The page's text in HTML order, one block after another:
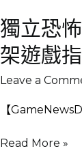
獨立恐
架遊戲
Leave a
【
獨
Read More »